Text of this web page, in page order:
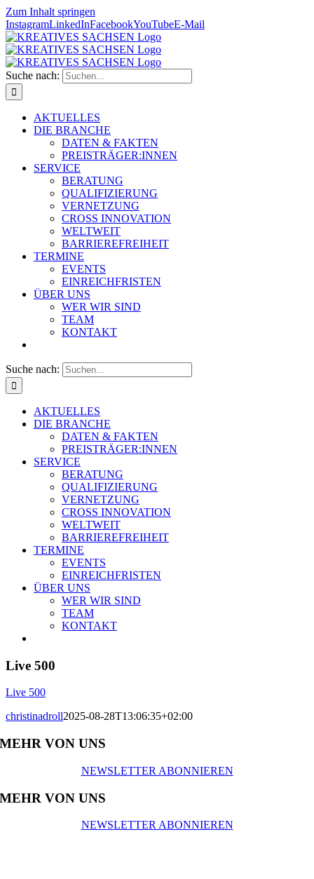
Zum Inhalt springen
InstagramLinkedInFacebookYouTubeE-Mail
Suche nach:
AKTUELLES
DIE BRANCHE
DATEN & FAKTEN
PREISTRÄGER:INNEN
SERVICE
BERATUNG
QUALIFIZIERUNG
VERNETZUNG
CROSS INNOVATION
WELTWEIT
BARRIEREFREIHEIT
TERMINE
EVENTS
EINREICHFRISTEN
ÜBER UNS
WER WIR SIND
TEAM
KONTAKT
Suche nach:
AKTUELLES
DIE BRANCHE
DATEN & FAKTEN
PREISTRÄGER:INNEN
SERVICE
BERATUNG
QUALIFIZIERUNG
VERNETZUNG
CROSS INNOVATION
WELTWEIT
BARRIEREFREIHEIT
TERMINE
EVENTS
EINREICHFRISTEN
ÜBER UNS
WER WIR SIND
TEAM
KONTAKT
Live 500
Live 500
christinadroll2025-08-28T13:06:35+02:00
MEHR VON UNS
NEWSLETTER ABONNIEREN
MEHR VON UNS
NEWSLETTER ABONNIEREN